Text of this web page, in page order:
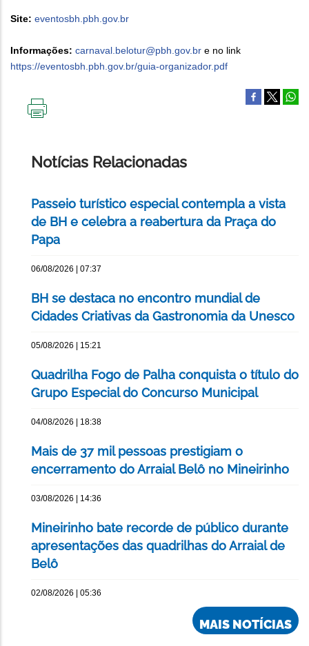
Site: eventosbh.pbh.gov.br
Informações: carnaval.belotur@pbh.gov.br e no link
https://eventosbh.pbh.gov.br/guia-organizador.pdf
Notícias Relacionadas
Passeio turístico especial contempla a vista
de BH e celebra a reabertura da Praça do
Papa
06/08/2026 | 07:37
BH se destaca no encontro mundial de
Cidades Criativas da Gastronomia da Unesco
05/08/2026 | 15:21
Quadrilha Fogo de Palha conquista o título do
Grupo Especial do Concurso Municipal
04/08/2026 | 18:38
Mais de 37 mil pessoas prestigiam o
encerramento do Arraial Belô no Mineirinho
03/08/2026 | 14:36
Mineirinho bate recorde de público durante
apresentações das quadrilhas do Arraial de
Belô
02/08/2026 | 05:36
MAIS NOTÍCIAS